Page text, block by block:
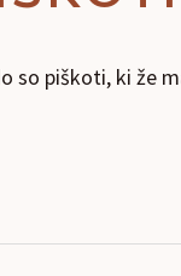
so piškoti, ki že